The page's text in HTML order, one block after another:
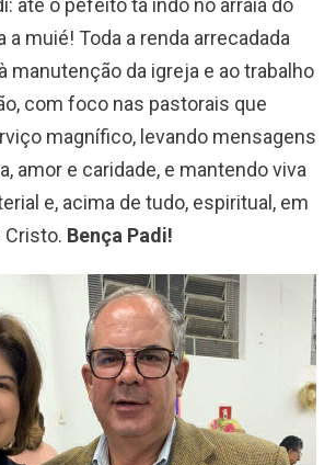
até o pefeito tá indo no arraiá do
a muié! Toda a renda arrecadada
manutenção da igreja e ao trabalho
com foco nas pastorais que
magnífico, levando mensagens
amor e caridade, e mantendo viva
e, acima de tudo, espiritual, em
Bença Padi!